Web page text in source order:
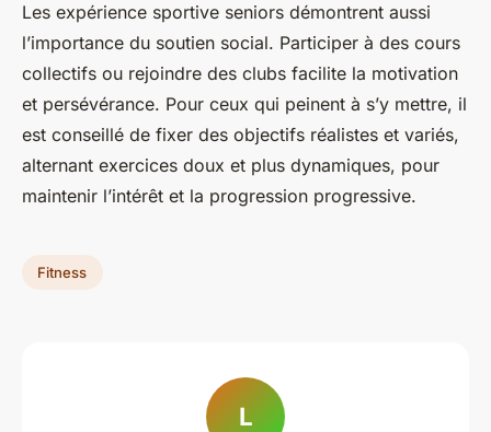
Les expérience sportive seniors démontrent aussi
l’importance du soutien social. Participer à des cours
collectifs ou rejoindre des clubs facilite la motivation
et persévérance. Pour ceux qui peinent à s’y mettre, il
est conseillé de fixer des objectifs réalistes et variés,
alternant exercices doux et plus dynamiques, pour
maintenir l’intérêt et la progression progressive.
Fitness
L